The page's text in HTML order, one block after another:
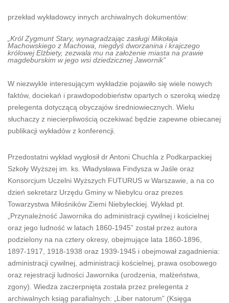
przekład wykładowcy innych archiwalnych dokumentów:
„Król Zygmunt Stary, wynagradzając zasługi Mikołaja
Machowskiego z Machowa, niegdyś dworzanina i krajczego
królowej Elżbiety, zezwala mu na założenie miasta na prawie
magdeburskim w jego wsi dziedzicznej Jawornik”
W niezwykle interesującym wykładzie pojawiło się wiele nowych
faktów, dociekań i prawdopodobieństw opartych o szeroką wiedzę
prelegenta dotyczącą obyczajów średniowiecznych. Wielu
słuchaczy z niecierpliwością oczekiwać będzie zapewne obiecanej
publikacji wykładów z konferencji.
Przedostatni wykład wygłosił dr Antoni Chuchla z Podkarpackiej
Szkoły Wyższej im. ks. Władysława Findysza w Jaśle oraz
Konsorcjum Uczelni Wyższych FUTURUS w Warszawie, a na co
dzień sekretarz Urzędu Gminy w Niebylcu oraz prezes
Towarzystwa Miłośników Ziemi Niebyleckiej. Wykład pt.
„Przynależność Jawornika do administracji cywilnej i kościelnej
oraz jego ludność w latach 1860-1945” został przez autora
podzielony na na cztery okresy, obejmujące lata 1860-1896,
1897-1917, 1918-1938 oraz 1939-1945 i obejmował zagadnienia:
administracji cywilnej, administracji kościelnej, prawa osobowego
oraz rejestracji ludności Jawornika (urodzenia, małżeństwa,
zgony). Wiedza zaczerpnięta została przez prelegenta z
archiwalnych ksiąg parafialnych: „Liber natorum” (Księga